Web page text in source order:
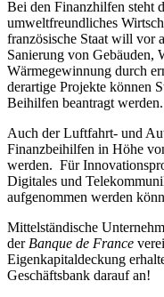
Bei den Finanzhilfen steht
umweltfreundliches
französische Staat will vor
Sanierung von Gebäuden,
Wärmegewinnung durch
derartige Projekte können
Beihilfen beantragt werden.
Auch der Luftfahrt- und
Finanzbeihilfen in Höhe
werden. Für
Digitales und
aufgenommen werden
Mittelständische
derBanque de France
Eigenkapitaldeckung
Geschäftsbank darauf an!